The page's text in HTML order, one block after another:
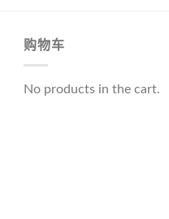
购物车
No products in the cart.